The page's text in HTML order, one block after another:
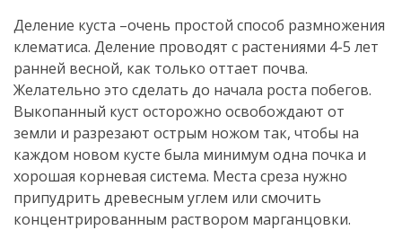
Деление куста –очень простой способ размножения
клематиса. Деление проводят с растениями 4-5 лет
ранней весной, как только оттает почва.
Желательно это сделать до начала роста побегов.
Выкопанный куст осторожно освобождают от
земли и разрезают острым ножом так, чтобы на
каждом новом кусте была минимум одна почка и
хорошая корневая система. Места среза нужно
припудрить древесным углем или смочить
концентрированным раствором марганцовки.